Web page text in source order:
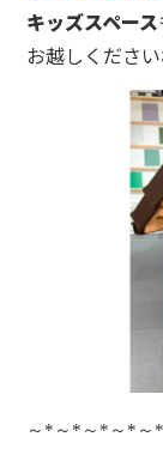
キッズスペース
お越しくださ
～ * ～ * ～ * ～ * ～ *